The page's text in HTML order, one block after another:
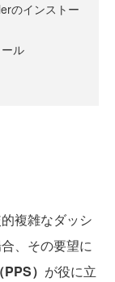
のインストー
ル
複雑なダッシ
、その要望に
） が役に立